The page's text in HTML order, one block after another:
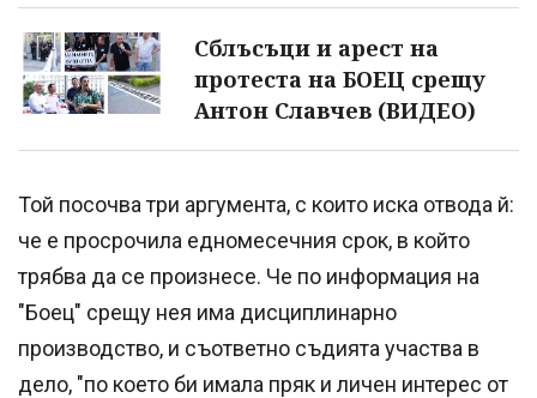
Сблъсъци и арест на
протеста на БОЕЦ срещу
Антон Славчев (ВИДЕО)
Той посочва три аргумента, с които иска отвода й:
че е просрочила едномесечния срок, в който
трябва да се произнесе. Че по информация на
"Боец" срещу нея има дисциплинарно
производство, и съответно съдията участва в
дело, "по което би имала пряк и личен интерес от